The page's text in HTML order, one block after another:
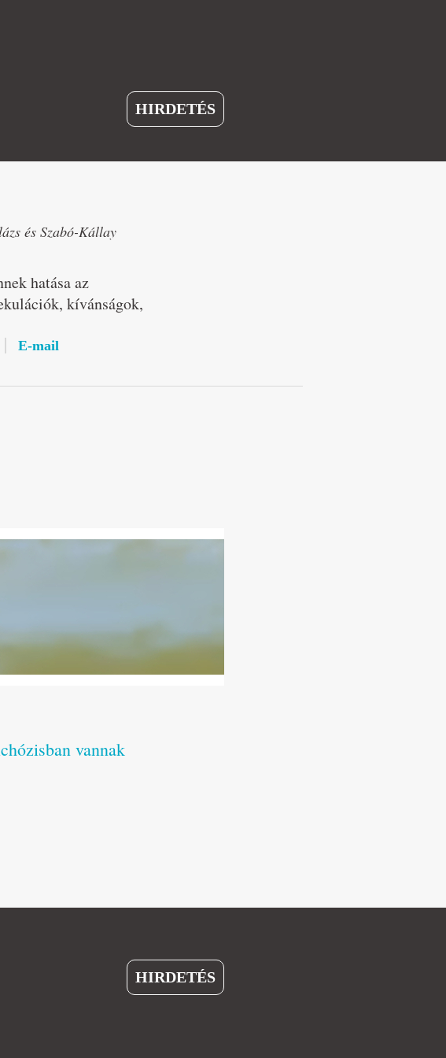
HIRDETÉS
és Szabó-Kállay
hatása az
kívánságok,
E-mail
vannak
HIRDETÉS